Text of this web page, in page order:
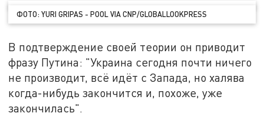
ФОТО: YURI GRIPAS - POOL VIA CNP/GLOBALLOOKPRESS
В подтверждение своей теории он приводит
фразу Путина: "Украина сегодня почти ничего
не производит, всё идёт с Запада, но халява
когда-нибудь закончится и, похоже, уже
закончилась".